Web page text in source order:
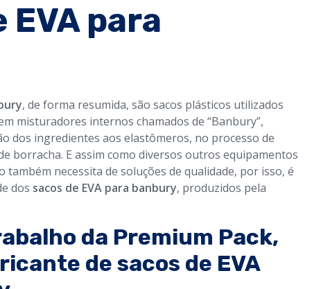
EVA para
, de forma resumida, são sacos plásticos utilizados
misturadores internos chamados de “Banbury”,
dos ingredientes aos elastômeros, no processo de
borracha. E assim como diversos outros equipamentos
também necessita de soluções de qualidade, por isso, é
dos sacos de EVA para banbury, produzidos pela
da Premium Pack,
de sacos de EVA